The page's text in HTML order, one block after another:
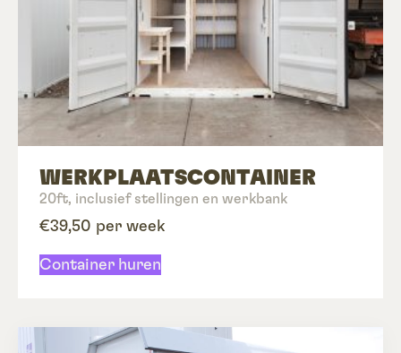
WERKPLAATS­CONTAINER
20ft, inclusief stellingen en werkbank
€39,50 per week
Container huren